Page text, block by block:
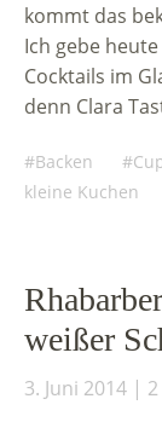
kommt das
Ich gebe
Cocktails im
denn Clara
Backen
kleine Kuchen
weißer
3. Juni 2014